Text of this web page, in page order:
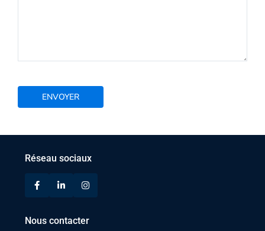
Réseau sociaux
Nous contacter